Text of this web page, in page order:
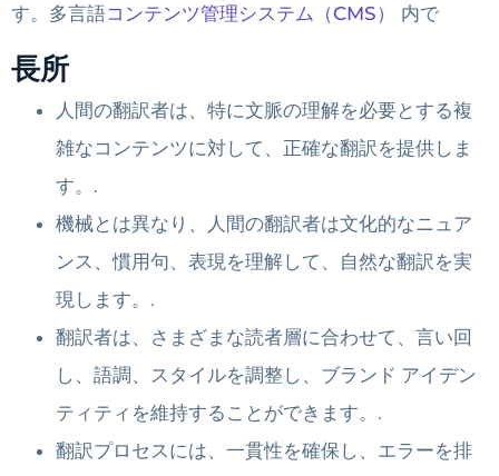
す。多言語コンテンツ管理システム（CMS） 内で
長所
人間の翻訳者は、特に文脈の理解を必要とする複
雑なコンテンツに対して、正確な翻訳を提供しま
す。.
機械とは異なり、人間の翻訳者は文化的なニュア
ンス、慣用句、表現を理解して、自然な翻訳を実
現します。.
翻訳者は、さまざまな読者層に合わせて、言い回
し、語調、スタイルを調整し、ブランド アイデン
ティティを維持することができます。.
翻訳プロセスには、一貫性を確保し、エラーを排